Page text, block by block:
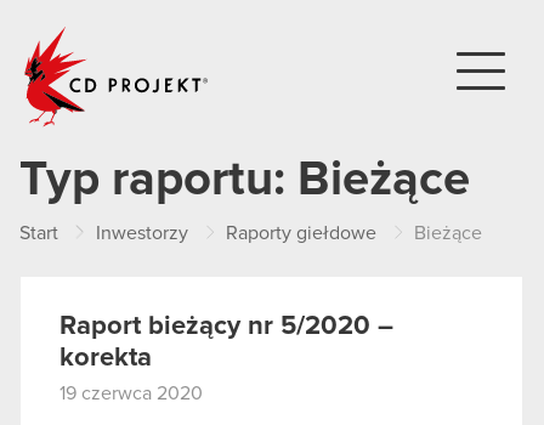
Typ raportu: Bieżące
Start Inwestorzy Raporty giełdowe Bieżące
Raport bieżący nr 5/2020 –
korekta
19 czerwca 2020